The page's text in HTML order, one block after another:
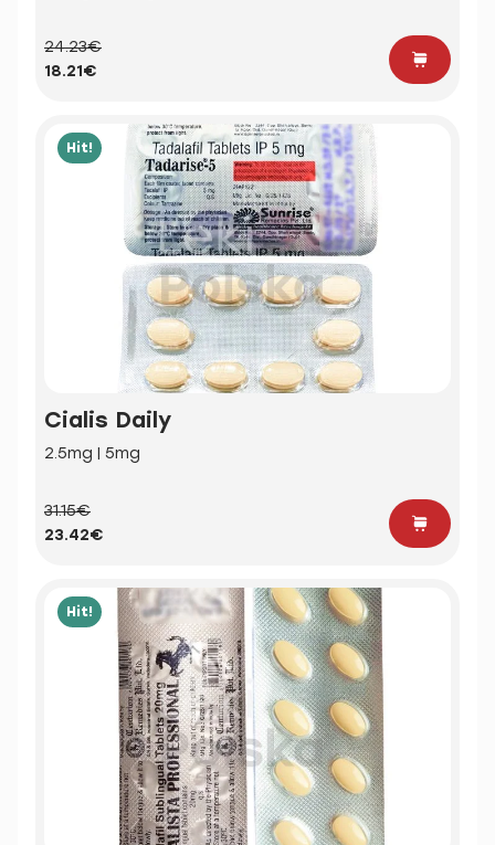
24.23€
18.21€
Hit!
Cialis Daily
2.5mg | 5mg
31.15€
23.42€
Hit!